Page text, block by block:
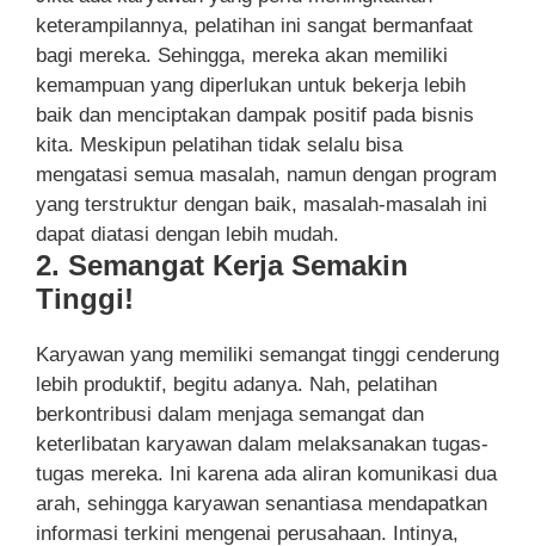
keterampilannya, pelatihan ini sangat bermanfaat
bagi mereka. Sehingga, mereka akan memiliki
kemampuan yang diperlukan untuk bekerja lebih
baik dan menciptakan dampak positif pada bisnis
kita. Meskipun pelatihan tidak selalu bisa
mengatasi semua masalah, namun dengan program
yang terstruktur dengan baik, masalah-masalah ini
dapat diatasi dengan lebih mudah.
2. Semangat Kerja Semakin
Tinggi!
Karyawan yang memiliki semangat tinggi cenderung
lebih produktif, begitu adanya. Nah, pelatihan
berkontribusi dalam menjaga semangat dan
keterlibatan karyawan dalam melaksanakan tugas-
tugas mereka. Ini karena ada aliran komunikasi dua
arah, sehingga karyawan senantiasa mendapatkan
informasi terkini mengenai perusahaan. Intinya,